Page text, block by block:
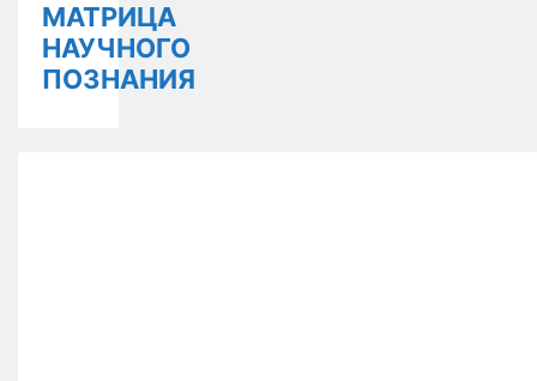
МАТРИЦА
НАУЧНОГО
ПОЗНАНИЯ